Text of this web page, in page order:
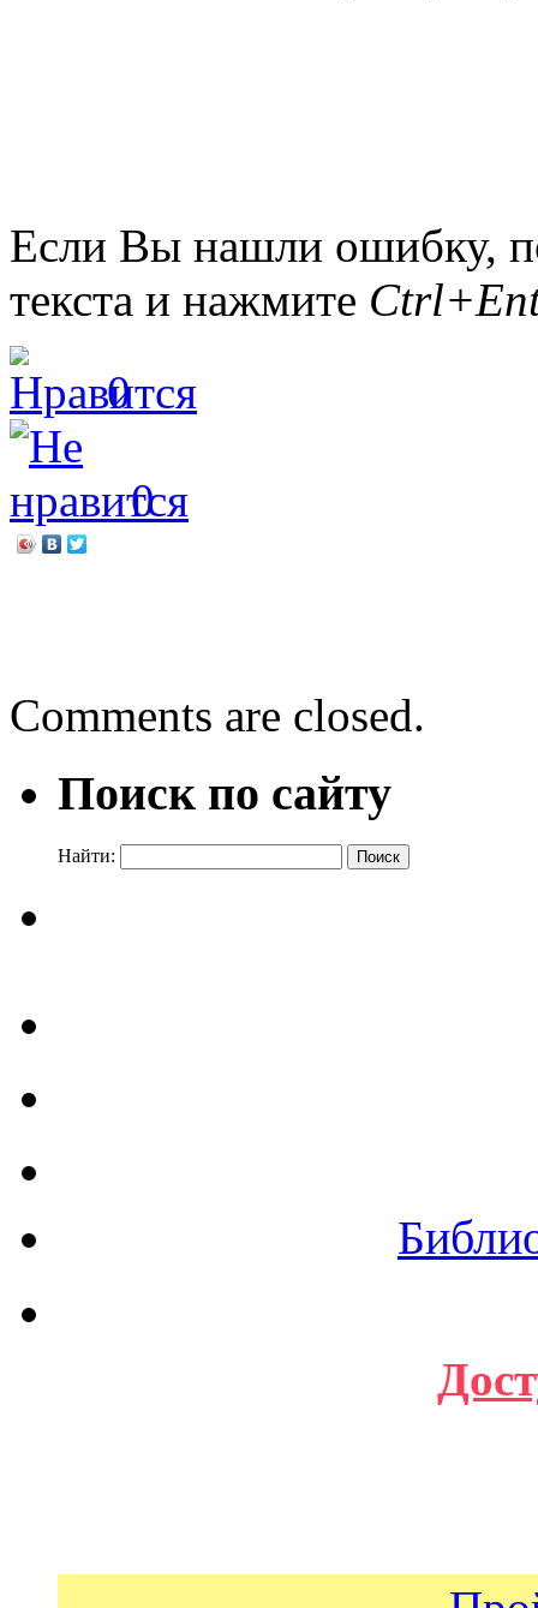
Если Вы нашли ошибку,
текста и нажмите
0
0
Comments are closed.
Поиск по сайту
Найти: